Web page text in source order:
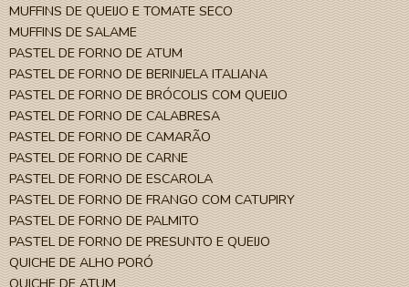
MUFFINS DE QUEIJO E TOMATE SECO
MUFFINS DE SALAME
PASTEL DE FORNO DE ATUM
PASTEL DE FORNO DE BERINJELA ITALIANA
PASTEL DE FORNO DE BRÓCOLIS COM QUEIJO
PASTEL DE FORNO DE CALABRESA
PASTEL DE FORNO DE CAMARÃO
PASTEL DE FORNO DE CARNE
PASTEL DE FORNO DE ESCAROLA
PASTEL DE FORNO DE FRANGO COM CATUPIRY
PASTEL DE FORNO DE PALMITO
PASTEL DE FORNO DE PRESUNTO E QUEIJO
QUICHE DE ALHO PORÓ